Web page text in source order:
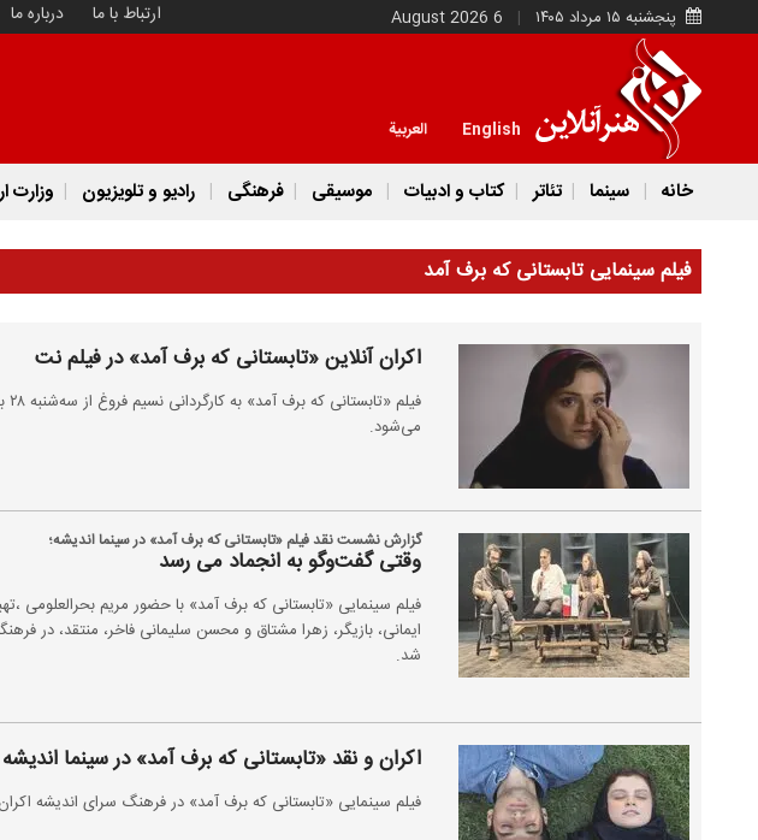
پنجشنبه ۱۵ مرداد ۱۴۰۵ 6 August 2026 ارتباط با ما درباره ما
English العربية
خانه سینما تئاتر کتاب و ادبیات موسیقی فرهنگی رادیو و تلویزیون وزارت
فیلم سینمایی تابستانی که برف آمد
اکران آنلاین «تابستانی که برف آمد» در فیلم نت
می‌شود.
گزارش نشست نقد فیلم «تابستانی که برف آمد» در سینما اندیشه؛
وقتی گفت‌وگو به انجماد می رسد
فیلم سینمایی «تابستانی که برف آمد» با حضور مریم بحرالعلومی
ایمانی، بازیگر، زهرا مشتاق و محسن سلیمانی فاخر، منتقد، در
شد.
اکران و نقد «تابستانی که برف آمد» در سینما اندیشه
فیلم سینمایی «تابستانی که برف آمد» در فرهنگ سرای اندیشه